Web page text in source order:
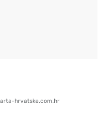
hrvatske.com.hr